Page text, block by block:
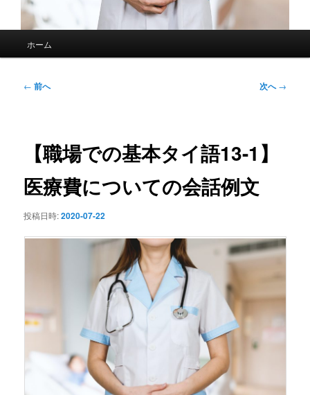
ホーム
投
ョ
ン
← 前へ 次へ→
【職場での基本タイ語13-1】
医療費についての会話例文
投稿日時:2020-07-22